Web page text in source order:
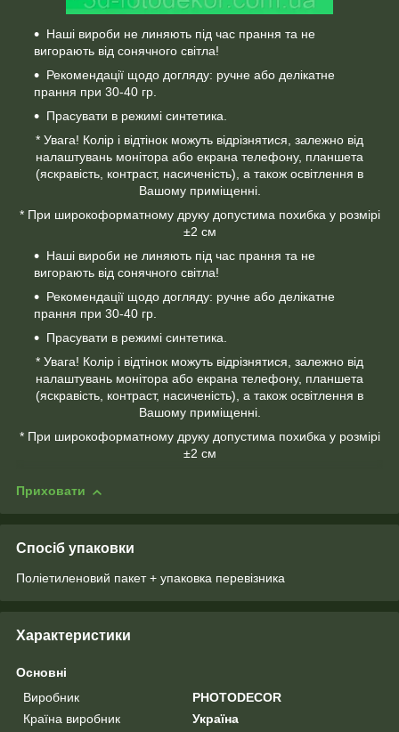
Наші вироби не линяють під час прання та не
вигорають від сонячного світла!
Рекомендації щодо догляду: ручне або делікатне
прання при 30-40 гр.
Прасувати в режимі синтетика.
* Увага! Колір і відтінок можуть відрізнятися, залежно від
налаштувань монітора або екрана телефону, планшета
(яскравість, контраст, насиченість), а також освітлення в
Вашому приміщенні.
* При широкоформатному друку допустима похибка у розмірі
±2 см
Наші вироби не линяють під час прання та не
вигорають від сонячного світла!
Рекомендації щодо догляду: ручне або делікатне
прання при 30-40 гр.
Прасувати в режимі синтетика.
* Увага! Колір і відтінок можуть відрізнятися, залежно від
налаштувань монітора або екрана телефону, планшета
(яскравість, контраст, насиченість), а також освітлення в
Вашому приміщенні.
* При широкоформатному друку допустима похибка у розмірі
±2 см
Приховати
Спосіб упаковки
Поліетиленовий пакет + упаковка перевізника
Характеристики
Основні
Виробник
PHOTODECOR
Країна виробник
Україна